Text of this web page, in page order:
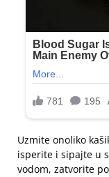
Uzmite onoliko
isperite i sipajte u
vodom, zatvorite